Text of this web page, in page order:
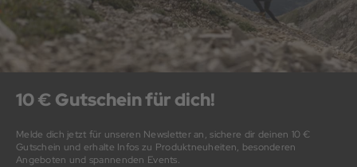
10 € Gutschein für dich!
Melde dich jetzt für unseren Newsletter an, sichere dir deinen 10 €
Gutschein und erhalte Infos zu Produktneuheiten, besonderen
Angeboten und spannenden Events.